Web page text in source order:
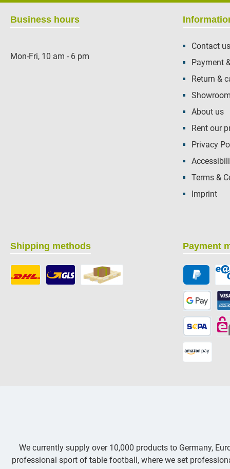
Business hours
Mon-Fri, 10 am - 6 pm
Contact us
Payment
Return &
About us
Rent our
Privacy
Terms &
Imprint
Shipping methods Payment
We currently supply over 10,000 products to Germany,
professional sport of table football, where we set